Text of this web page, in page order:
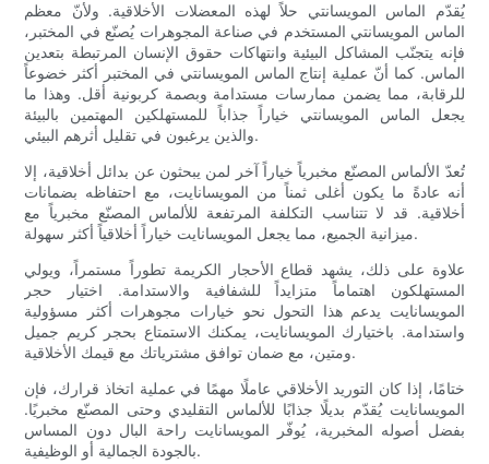
يُقدّم الماس المويسانتي حلاً لهذه المعضلات الأخلاقية. ولأنّ معظم
الماس المويسانتي المستخدم في صناعة المجوهرات يُصنّع في المختبر،
فإنه يتجنّب المشاكل البيئية وانتهاكات حقوق الإنسان المرتبطة بتعدين
الماس. كما أنّ عملية إنتاج الماس المويسانتي في المختبر أكثر خضوعاً
للرقابة، مما يضمن ممارسات مستدامة وبصمة كربونية أقل. وهذا ما
يجعل الماس المويسانتي خياراً جذاباً للمستهلكين المهتمين بالبيئة
والذين يرغبون في تقليل أثرهم البيئي.
تُعدّ الألماس المصنّع مخبرياً خياراً آخر لمن يبحثون عن بدائل أخلاقية، إلا
أنه عادةً ما يكون أغلى ثمناً من المويسانايت، مع احتفاظه بضمانات
أخلاقية. قد لا تتناسب التكلفة المرتفعة للألماس المصنّع مخبرياً مع
ميزانية الجميع، مما يجعل المويسانايت خياراً أخلاقياً أكثر سهولة.
علاوة على ذلك، يشهد قطاع الأحجار الكريمة تطوراً مستمراً، ويولي
المستهلكون اهتماماً متزايداً للشفافية والاستدامة. اختيار حجر
المويسانايت يدعم هذا التحول نحو خيارات مجوهرات أكثر مسؤولية
واستدامة. باختيارك المويسانايت، يمكنك الاستمتاع بحجر كريم جميل
ومتين، مع ضمان توافق مشترياتك مع قيمك الأخلاقية.
ختامًا، إذا كان التوريد الأخلاقي عاملًا مهمًا في عملية اتخاذ قرارك، فإن
المويسانايت يُقدّم بديلًا جذابًا للألماس التقليدي وحتى المصنّع مخبريًا.
بفضل أصوله المخبرية، يُوفّر المويسانايت راحة البال دون المساس
بالجودة الجمالية أو الوظيفية.